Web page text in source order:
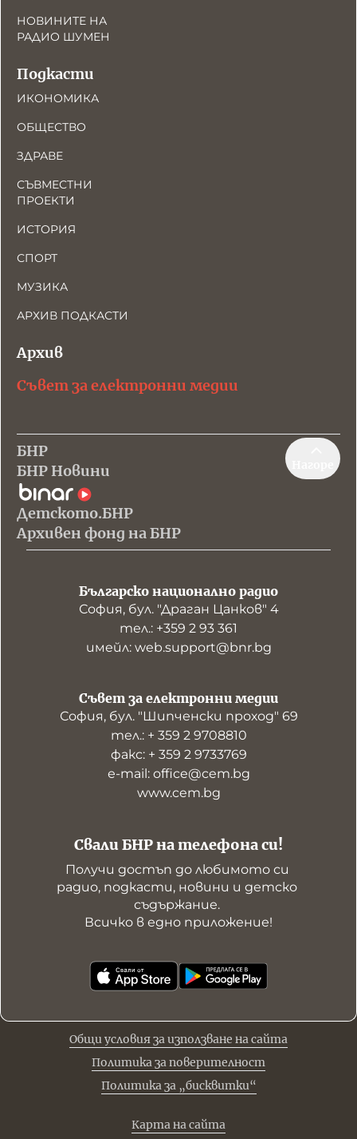
НОВИНИТЕ НА
РАДИО ШУМЕН
Подкасти
ИКОНОМИКА
ОБЩЕСТВО
ЗДРАВЕ
СЪВМЕСТНИ
ПРОЕКТИ
ИСТОРИЯ
СПОРТ
МУЗИКА
АРХИВ ПОДКАСТИ
Архив
Съвет за електронни медии
БНР
БНР Новини
Детското.БНР
Архивен фонд на БНР
Българско национално радио
София, бул. "Драган Цанков" 4
тел.: +359 2 93 361
имейл: web.support@bnr.bg
Свали БНР на телефона си!
Получи достъп до любимото си
радио, подкасти, новини и детско
съдържание.
Всичко в едно приложение!
Съвет за електронни медии
София, бул. "Шипченски проход" 69
тел.: + 359 2 9708810
факс: + 359 2 9733769
е-mail: office@cem.bg
www.cem.bg
Общи условия за използване на сайта
Политика за поверителност
Политика за „бисквитки“
Карта на сайта